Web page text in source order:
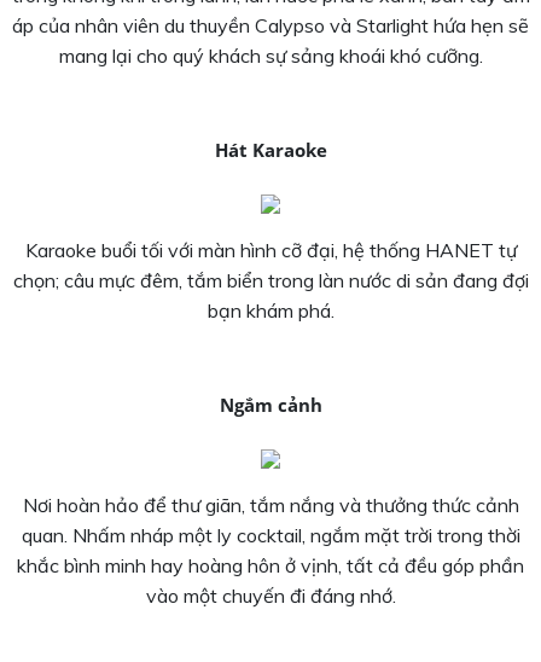
áp của nhân viên du thuyền Calypso và Starlight hứa hẹn sẽ
mang lại cho quý khách sự sảng khoái khó cưỡng.
Hát Karaoke
Karaoke buổi tối với màn hình cỡ đại, hệ thống HANET tự
chọn; câu mực đêm, tắm biển trong làn nước di sản đang đợi
bạn khám phá.
Ngắm cảnh
Nơi hoàn hảo để thư giãn, tắm nắng và thưởng thức cảnh
quan. Nhấm nháp một ly cocktail, ngắm mặt trời trong thời
khắc bình minh hay hoàng hôn ở vịnh, tất cả đều góp phần
vào một chuyến đi đáng nhớ.